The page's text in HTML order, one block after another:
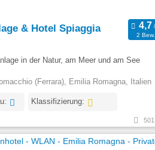
& Hotel Spiaggia
2 Bew.
in der Natur, am Meer und am See
(Ferrara), Emilia Romagna, Italien
Klassifizierung:
501